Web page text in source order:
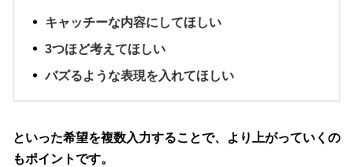
キャッチーな内容にしてほしい
3つほど考えてほしい
バズるような表現を入れてほしい
といった希望を複数入力することで、より上がっていくの
もポイントです。